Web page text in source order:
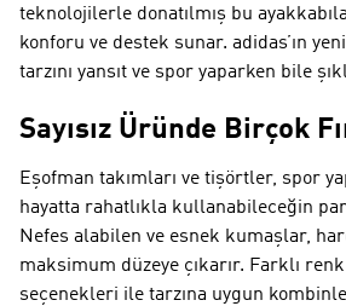
teknolojilerle donatılmış bu
konforu ve destek sunar. adidas’ın
tarzını yansıt ve spor yaparken bile
Sayısız Üründe Birçok
Eşofman takımları ve tişörtler, spor
hayatta rahatlıkla kullanabileceğin
Nefes alabilen ve esnek kumaşlar,
maksimum düzeye çıkarır. Farklı
seçenekleri ile tarzına uygun